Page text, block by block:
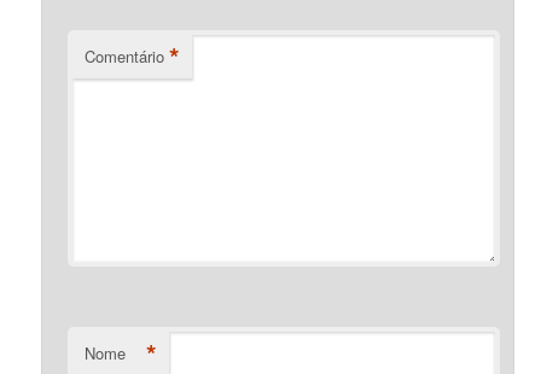
Comentário *
Nome *